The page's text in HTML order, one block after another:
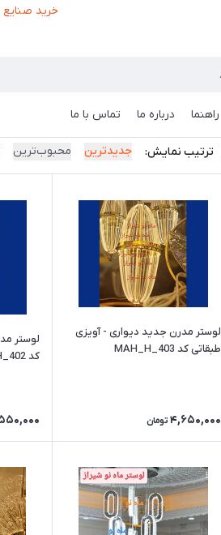
راهنما درباره ما تماس با ما
ترتیب نمایش: جدیدترین محبوب‌ترین
لوستر مدرن جدید دیواری - آویزی
طبقاتی کد MAH_H_403
4,650,000 تومان
کد MAH_H_402